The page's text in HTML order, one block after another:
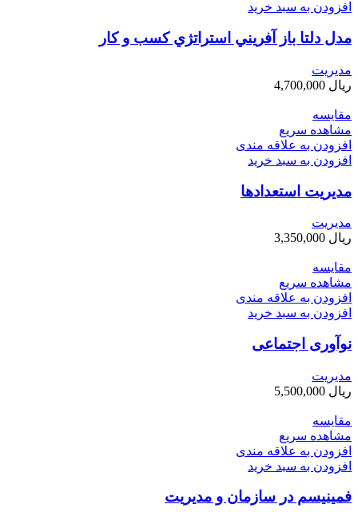
افزودن به سبد خرید
مدل دلتا باز آفريني استراتژي كسب و كار
مديريت
ریال
مقایسه
مشاهده سریع
افزودن به علاقه مندی
افزودن به سبد خرید
مدیریت استعدادها
مديريت
ریال
مقایسه
مشاهده سریع
افزودن به علاقه مندی
افزودن به سبد خرید
نوآوری اجتماعی
مديريت
ریال
مقایسه
مشاهده سریع
افزودن به علاقه مندی
افزودن به سبد خرید
فمینیسم در سازمان و مدیریت